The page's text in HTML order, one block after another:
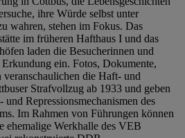
ihre Würde selbst unter
wahren, stehen im Fokus. Das
im früheren Hafthaus I und das
laden die Besucherinnen und
ein. Fotos, Dokumente,
die Haft- und
Strafvollzug ab 1933 und geben
Repressionsmechanismen des
Im Rahmen von Führungen können
ehemalige Werkhalle des VEB